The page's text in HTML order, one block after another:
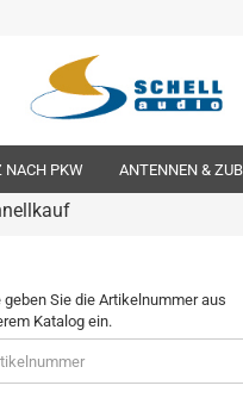
NACH PKW ANTENNEN &
geben Sie die Artikelnummer aus
Katalog ein.